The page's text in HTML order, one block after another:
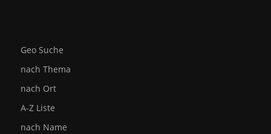
Geo Suche
nach Thema
nach Ort
A-Z Liste
nach Name